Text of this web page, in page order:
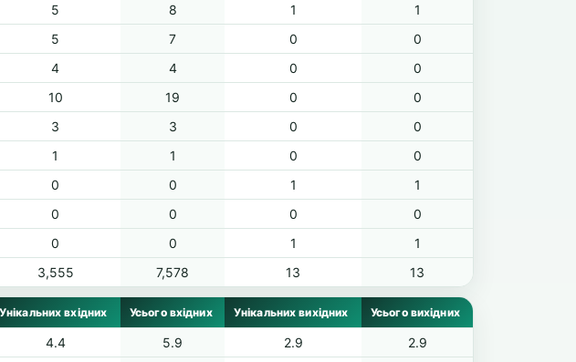
5 8 1
1
5 7 0
0
4 4 0
0
10 19 0
0
3 3 0
0
1 1 0
0
0 0 1
1
0 0 0
0
0 0 1
1
3,555 7,578 13 13
Унікальних вхідних Усього вхідних Унікальних вихідних Усього вихідних
4.4 5.9 2.9
2.9